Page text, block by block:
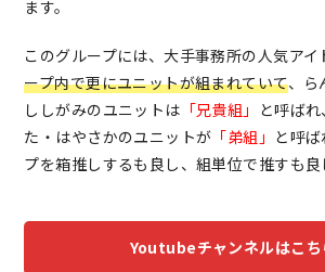
ます。
このグループには、大手事務所の人気ア
ープ内で更にユニットが組まれていて、ら
ししがみのユニットは 「兄貴組」 と呼ば
た・はやさかのユニットが 「弟組」 と呼
プを箱推しするも良し、組単位で推すも
Youtubeチャンネルはこち